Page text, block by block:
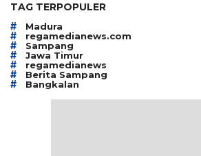
TAG TERPOPULER
# Madura
# regamedianews.com
# Sampang
# Jawa Timur
# regamedianews
# Berita Sampang
# Bangkalan